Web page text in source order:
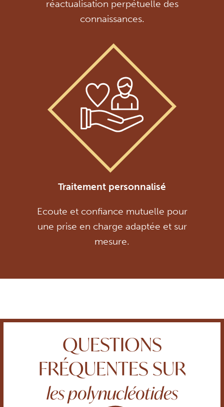
réactualisation perpétuelle des
connaissances.
Traitement personnalisé
Ecoute et confiance mutuelle pour
une prise en charge adaptée et sur
mesure.
QUESTIONS
FRÉQUENTES SUR
les polynucléotides